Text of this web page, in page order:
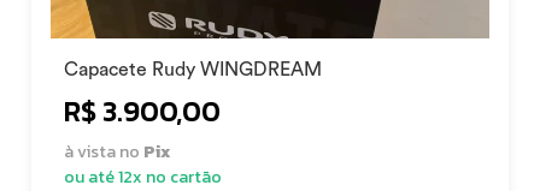
Capacete Rudy WINGDREAM
R$ 3.900,00
à vista no Pix
ou até 12x no cartão